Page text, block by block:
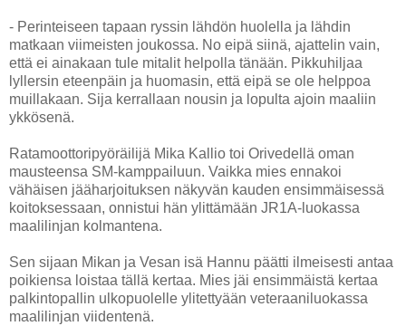
- Perinteiseen tapaan ryssin lähdön huolella ja lähdin
matkaan viimeisten joukossa. No eipä siinä, ajattelin vain,
että ei ainakaan tule mitalit helpolla tänään. Pikkuhiljaa
lyllersin eteenpäin ja huomasin, että eipä se ole helppoa
muillakaan. Sija kerrallaan nousin ja lopulta ajoin maaliin
ykkösenä.
Ratamoottoripyöräilijä Mika Kallio toi Orivedellä oman
mausteensa SM-kamppailuun. Vaikka mies ennakoi
vähäisen jääharjoituksen näkyvän kauden ensimmäisessä
koitoksessaan, onnistui hän ylittämään JR1A-luokassa
maalilinjan kolmantena.
Sen sijaan Mikan ja Vesan isä Hannu päätti ilmeisesti antaa
poikiensa loistaa tällä kertaa. Mies jäi ensimmäistä kertaa
palkintopallin ulkopuolelle ylitettyään veteraaniluokassa
maalilinjan viidentenä.